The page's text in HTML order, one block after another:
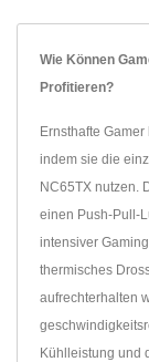
Wie Können
Profitieren?
Ernsthafte
indem sie die
NC65TX nutzen.
einen Push-Pull-
intensiver
thermisches
aufrechterhalten
Kühlleistung und